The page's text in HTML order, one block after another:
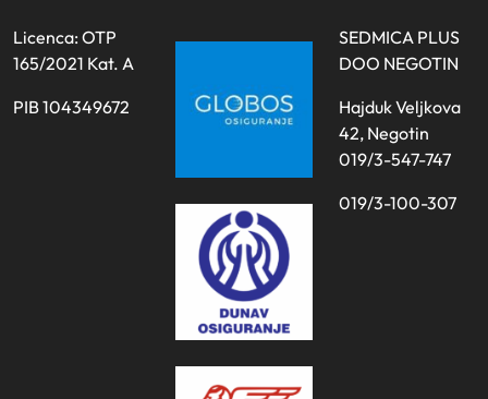
Licenca: OTP
165/2021 Kat. A
PIB 104349672
SEDMICA PLUS
DOO NEGOTIN
Hajduk Veljkova
42, Negotin
019/3-547-747
019/3-100-307